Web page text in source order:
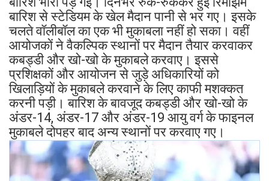
बारिश से स्टेडियम के खेल मैदान पानी से भर गए। इसके
चलते वॉलीबॉल का एक भी मुकाबला नहीं हो सका। वहीं
आयोजकों ने वैकल्पिक स्थानों पर मैदान तैयार करवाकर
कबड्डी और खो-खो के मुकाबले करवाए। इससे
प्रशिक्षकों और आयोजन से जुड़े अधिकारियों को
खिलाड़ियों के मुकाबले करवाने के लिए काफी मशक्कत
करनी पड़ी। बारिश के बावजूद कबड्डी और खो-खो के
अंडर-14, अंडर-17 और अंडर-19 आयु वर्ग के फाइनल
मुकाबले दोपहर बाद अन्य स्थानों पर करवाए गए।